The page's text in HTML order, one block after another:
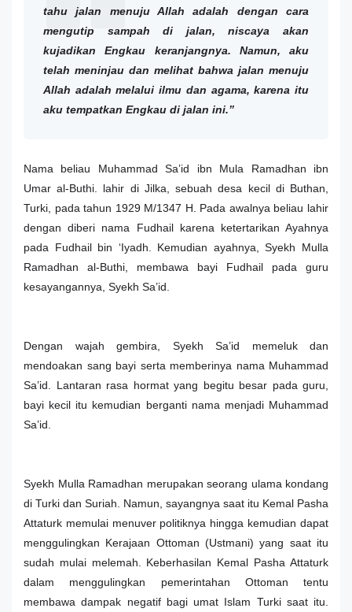
tahu jalan menuju Allah adalah dengan cara
mengutip sampah di jalan, niscaya akan
kujadikan Engkau keranjangnya. Namun, aku
telah meninjau dan melihat bahwa jalan menuju
Allah adalah melalui ilmu dan agama, karena itu
aku tempatkan Engkau di jalan ini.”
Nama beliau Muhammad Sa’id ibn Mula Ramadhan ibn
Umar al-Buthi. lahir di Jilka, sebuah desa kecil di Buthan,
Turki, pada tahun 1929 M/1347 H. Pada awalnya beliau lahir
dengan diberi nama Fudhail karena ketertarikan Ayahnya
pada Fudhail bin ‘Iyadh. Kemudian ayahnya, Syekh Mulla
Ramadhan al-Buthi, membawa bayi Fudhail pada guru
kesayangannya, Syekh Sa’id.
Dengan wajah gembira, Syekh Sa’id memeluk dan
mendoakan sang bayi serta memberinya nama Muhammad
Sa’id. Lantaran rasa hormat yang begitu besar pada guru,
bayi kecil itu kemudian berganti nama menjadi Muhammad
Sa’id.
Syekh Mulla Ramadhan merupakan seorang ulama kondang
di Turki dan Suriah. Namun, sayangnya saat itu Kemal Pasha
Attaturk memulai menuver politiknya hingga kemudian dapat
menggulingkan Kerajaan Ottoman (Ustmani) yang saat itu
sudah mulai melemah. Keberhasilan Kemal Pasha Attaturk
dalam menggulingkan pemerintahan Ottoman tentu
membawa dampak negatif bagi umat Islam Turki saat itu.